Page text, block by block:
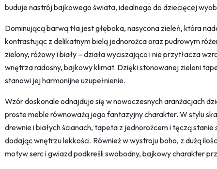
buduje nastrój bajkowego świata, idealnego do dziecięcej
Dominującą barwą tła jest głęboka, nasycona zieleń, która
kontrastując z delikatnym bielą jednorożca oraz pudrowym
zielony, różowy i biały – działa wyciszająco i nie przytłacza
wnętrza radosny, bajkowy klimat. Dzięki stonowanej zieleni
stanowi jej harmonijne uzupełnienie.
Wzór doskonale odnajduje się w nowoczesnych aranżacjach
proste meble równoważą jego fantazyjny charakter. W stylu
drewnie i białych ścianach, tapeta z jednorożcem i tęczą
dodając wnętrzu lekkości. Również w wystroju boho, z dużą
motyw serc i gwiazd podkreśli swobodny, bajkowy charakter